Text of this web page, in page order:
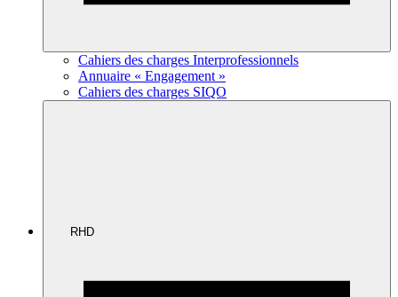
Cahiers des charges Interprofessionnels
Annuaire « Engagement »
Cahiers des charges SIQO
RHD